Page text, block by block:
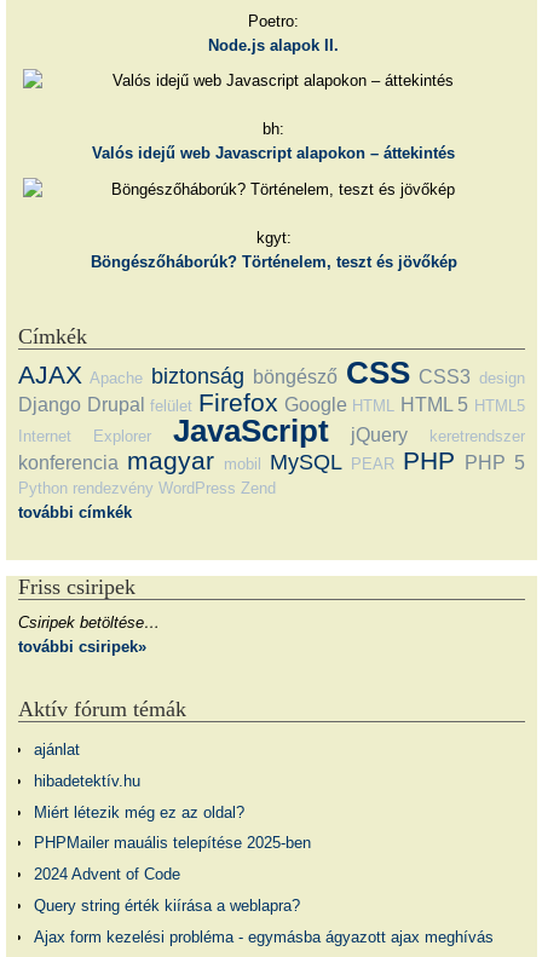
Poetro:
Node.js alapok II.
bh:
Valós idejű web Javascript alapokon – áttekintés
kgyt:
Böngészőháborúk? Történelem, teszt és jövőkép
Címkék
AJAX Apache biztonság böngésző CSS CSS3 design
Django Drupal felület Firefox Google HTML HTML 5 HTML5
Internet Explorer
JavaScript jQuery keretrendszer
konferencia magyar mobil MySQL PEAR PHP PHP 5
Python rendezvény WordPress Zend
további címkék
Friss csiripek
Csiripek betöltése…
további csiripek»
Aktív fórum témák
ajánlat
hibadetektív.hu
Miért létezik még ez az oldal?
PHPMailer mauális telepítése 2025-ben
2024 Advent of Code
Query string érték kiírása a weblapra?
Ajax form kezelési probléma - egymásba ágyazott ajax meghívás